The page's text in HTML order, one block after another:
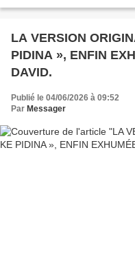
LA VERSION
PIDINA », ENFIN
DAVID.
Publié le 04/06/2026 à 09:52
Par Messager